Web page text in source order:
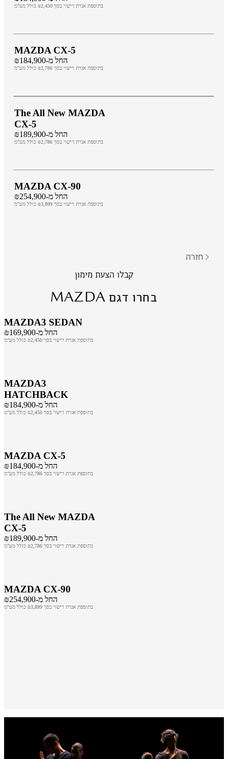
בתוספת אגרת רישוי בסך ₪2,450 כולל מע"מ
MAZDA CX-5
החל מ-₪184,900
בתוספת אגרת רישוי בסך ₪2,786 כולל מע"מ
The All New MAZDA
CX-5
החל מ-₪189,900
בתוספת אגרת רישוי בסך ₪2,786 כולל מע"מ
MAZDA CX-90
החל מ-₪254,900
בתוספת אגרת רישוי בסך ₪3,899 כולל מע"מ
חזרה
קבלו הצעת מימון
בחרו דגםMAZDA
MAZDA3 SEDAN
החל מ-₪169,900
בתוספת אגרת רישוי בסך ₪2,450 כולל מע"מ
MAZDA3
HATCHBACK
החל מ-₪184,900
בתוספת אגרת רישוי בסך ₪2,450 כולל מע"מ
MAZDA CX-5
החל מ-₪184,900
בתוספת אגרת רישוי בסך ₪2,786 כולל מע"מ
The All New MAZDA
CX-5
החל מ-₪189,900
בתוספת אגרת רישוי בסך ₪2,786 כולל מע"מ
MAZDA CX-90
החל מ-₪254,900
בתוספת אגרת רישוי בסך ₪3,899 כולל מע"מ